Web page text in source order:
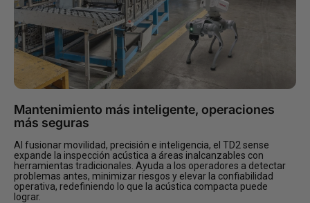
Mantenimiento más inteligente, operaciones
más seguras
Al fusionar movilidad, precisión e inteligencia, el TD2 sense
expande la inspección acústica a áreas inalcanzables con
herramientas tradicionales. Ayuda a los operadores a detectar
problemas antes, minimizar riesgos y elevar la confiabilidad
operativa, redefiniendo lo que la acústica compacta puede
lograr.